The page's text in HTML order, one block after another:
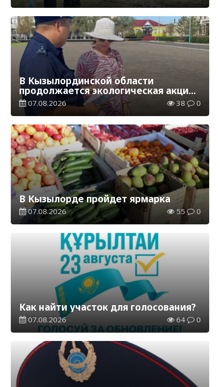
В Кызылординской области
продолжается экологическая акция
«Таза Қазақстан»
07.08.2026 38 0
В Кызылорде пройдет ярмарка
07.08.2026 55 0
Как найти участок для голосования?
07.08.2026 64 0